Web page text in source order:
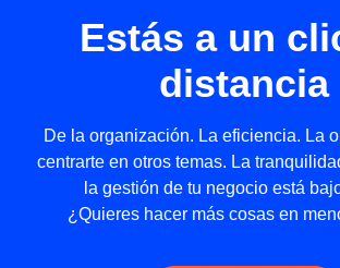
Estás a un
distancia
De la organización. La eficiencia. La
centrarte en otros temas. La
la gestión de tu negocio está
¿Quieres hacer más cosas en